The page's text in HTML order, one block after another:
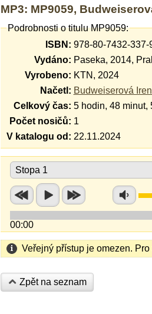
MP3: MP9059,
Podrobnosti o titulu MP9059:
ISBN: 978-80-7432-337-
Vydáno: Paseka, 2014,
Vyrobeno: KTN, 2024
Načetl: Budweiserová
Celkový čas: 5 hodin, 48 minut,
Počet nosičů: 1
V katalogu od: 22.11.2024
Stopa 1
00:00
Veřejný přístup je omezen.
Zpět na seznam